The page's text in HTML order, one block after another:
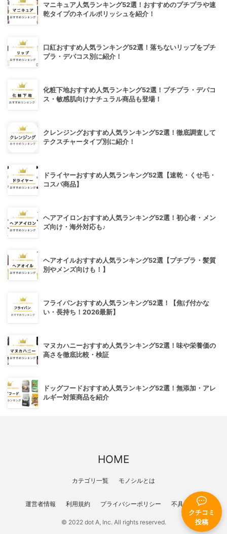
クチコミ
投稿
マニキュア人気ランキング52選！おすすめのプチプラや速
乾タイプのネイルポリッシュを紹介！
口紅おすすめ人気ランキング52選！落ちないリップをプチ
プラ・デパコス別に紹介！
化粧下地おすすめ人気ランキング52選！プチプラ・デパコ
ス・敏感肌向けナチュラル商品も登場！
クレンジングおすすめ人気ランキング52選！徹底調査して
テクスチャータイプ別に紹介！
ドライヤーおすすめ人気ランキング52選【速乾・くせ毛・
コスパ商品】
ヘアアイロンおすすめ人気ランキング52選！初心者・メン
ズ向け・海外対応も♪
ヘアオイルおすすめ人気ランキング52選【プチプラ・髪質
別やメンズ向けも！】
フライパンおすすめ人気ランキング52選！【焦げ付かな
い・長持ち！2026最新】
マヌカハニーおすすめ人気ランキング52選！味や栄養価の
高さを徹底比較・検証
ドッグフードおすすめ人気ランキング52選！無添加・アレ
ルギー対策商品を紹介
HOME
カテゴリ一覧 モノシルとは
運営者情報 利用規約 プライバシーポリシー 不具合報告
© 2022 dot A, Inc. All rights reserved.